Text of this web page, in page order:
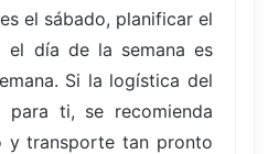
el sábado, planificar el
el día de la semana es
Si la logística del
para ti, se recomienda
y transporte tan pronto